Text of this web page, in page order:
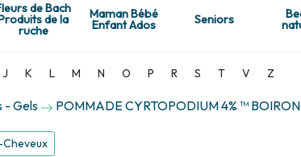
de Bach
de la
ruche
Maman Bébé
Enfant Ados Seniors
J K L M N O P R S T V Z
- Gels POMMADE CYRTOPODIUM 4% ™ BOIRON